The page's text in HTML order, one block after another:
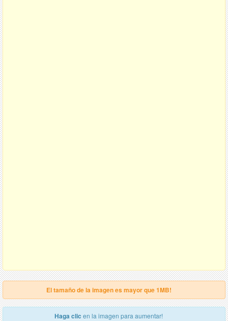
El tamaño de la imagen es mayor que 1MB!
Haga clic en la imagen para aumentar!